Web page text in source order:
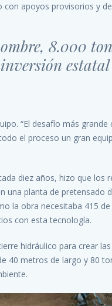
apoyos provisorios y
8.000
“El desafío más
el proceso un gran
diez años, hizo que los
planta de pretensado
la obra necesitaba 415
con esta tecnología.
hidráulico para crear
40 metros de largo y 80